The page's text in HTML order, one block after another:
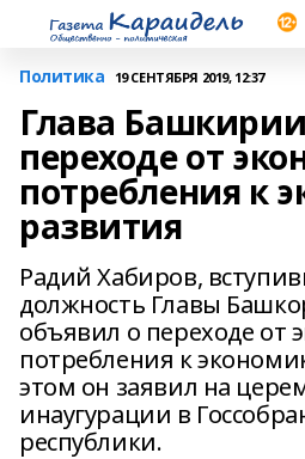
Политика 19 СЕНТЯБРЯ 2019, 12:37
Глава
переходе от
потребления к
развития
Радий Хабиров,
должность Главы
объявил о переходе от
потребления к
этом он заявил на
инаугурации в
республики.